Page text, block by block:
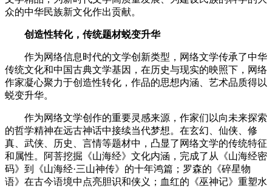
众的中华民族新文化作出贡献。
创造性转化，传统题材蜕变升华
作为网络信息时代的文学创新类型，网络文学传承了中华
传统文化和中国古典文学基因，在历史与现实的映照下，网络
作家凝心聚力于创造性转化，作品的思想内涵、艺术品质得以
蜕变升华。
作为网络文学创作的重要灵感来源，作家们以向未来探索
的哲学精神在远古神话中接续当代梦想。在玄幻、仙侠、修
真、武侠、历史、言情等题材中，凸显了网络文学的传统特征
和属性。阿菩挖掘《山海经》文化内涵，完成了从《山海经密
码》到《山海经·三山神传》的十年鸿篇；罗森的《碎星物
语》在古今语境中点亮胆识和侠义；血红的《巫神记》重塑水